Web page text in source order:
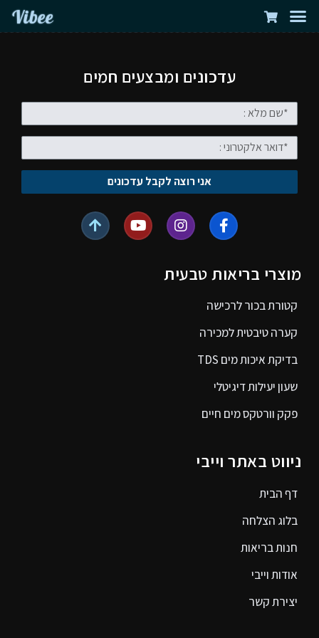
Vibee
עדכונים ומבצעים חמים
אני רוצה לקבל עדכונים
מוצרי בריאות טבעית
קטורת בכור לרכישה
קערה טיבטית למכירה
בדיקת איכות מים TDS
שעון יעילות דיגיטלי
פקק וורטקס מים חיים
ניווט באתר וייבי
דף הבית
בלוג הצלחה
חנות בריאות
אודות וייבי
יצירת קשר